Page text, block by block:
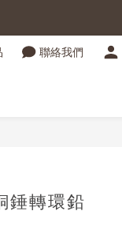
聯絡我們
錘轉環鉛